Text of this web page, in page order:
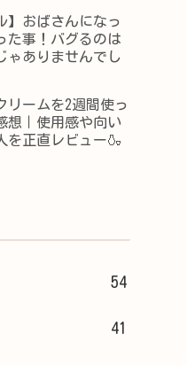
】おばさんになっ
た事！バグるのは
ゃありませんでし
リームを2週間使っ
想｜使用感や向い
を正直レビュー🍶
54
41